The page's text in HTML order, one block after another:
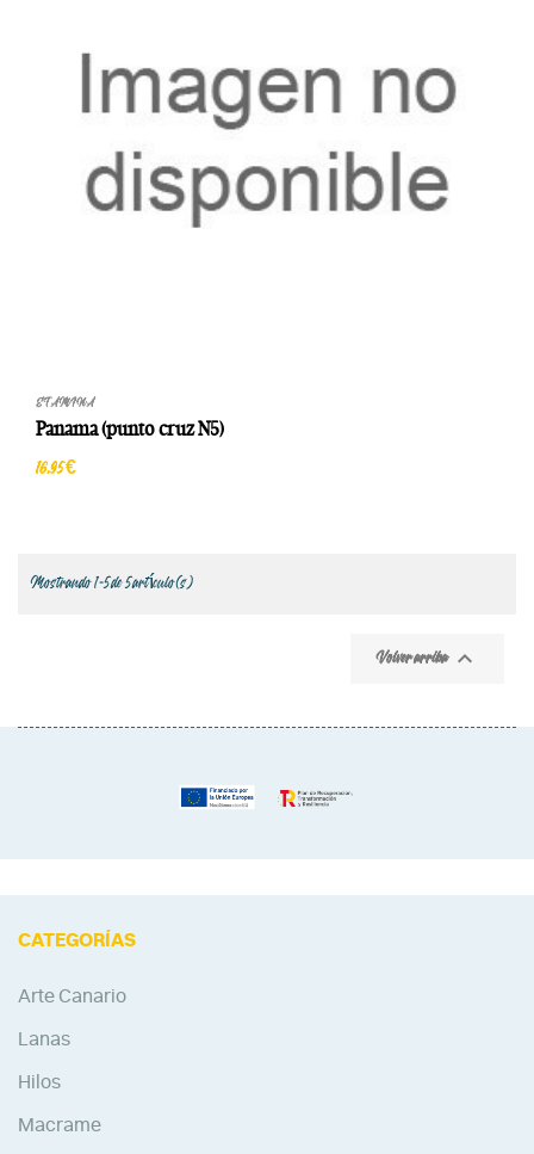
ETAMINA
Panama (punto cruz N5)
16,95 €
Mostrando 1-5 de 5 artículo(s)
Volver arriba 
CATEGORÍAS
Arte Canario
Lanas
Hilos
Macrame